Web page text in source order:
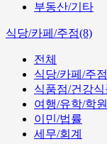
부동산/기타
식당/카페/주점(8)
전체
식당/카페/주점
식품점/건강식
여행/유학/학원
이민/법률
세무/회계